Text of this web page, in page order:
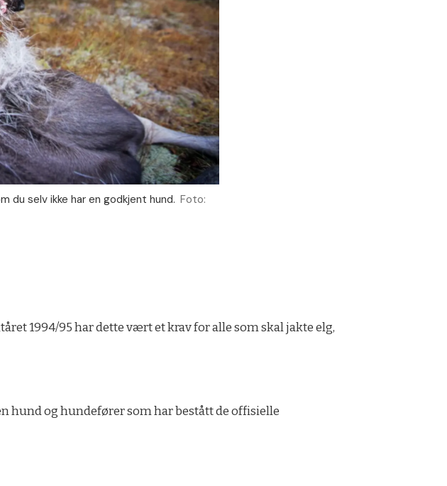
du selv ikke har en godkjent hund. Foto:
1994/95 har dette vært et krav for alle som skal jakte elg,
hund og hundefører som har bestått de offisielle